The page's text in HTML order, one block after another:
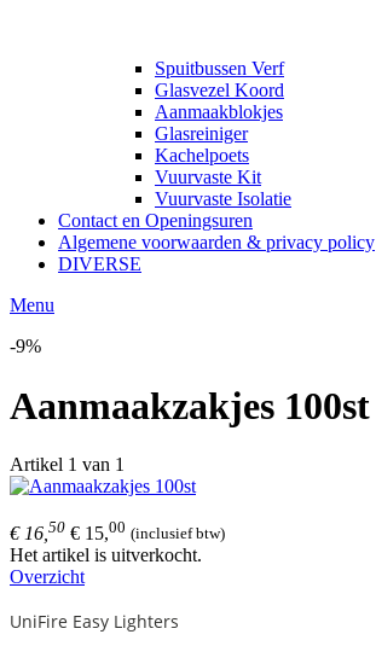
Spuitbussen Verf
Glasvezel Koord
Aanmaakblokjes
Glasreiniger
Kachelpoets
Vuurvaste Kit
Vuurvaste Isolatie
Contact en Openingsuren
Algemene voorwaarden & privacy policy
DIVERSE
Menu
-9%
Aanmaakzakjes 100st
Artikel 1 van 1
€ 16, 50 € 15,00 (inclusief btw)
Het artikel is uitverkocht.
Overzicht
UniFire Easy Lighters